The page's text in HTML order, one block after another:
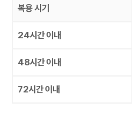
복용 시기
24시간 이내
48시간 이내
72시간 이내